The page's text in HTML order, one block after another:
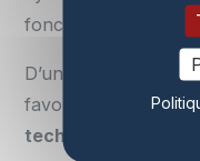
foncière.
D’un point de vue
favorablement
technologiques